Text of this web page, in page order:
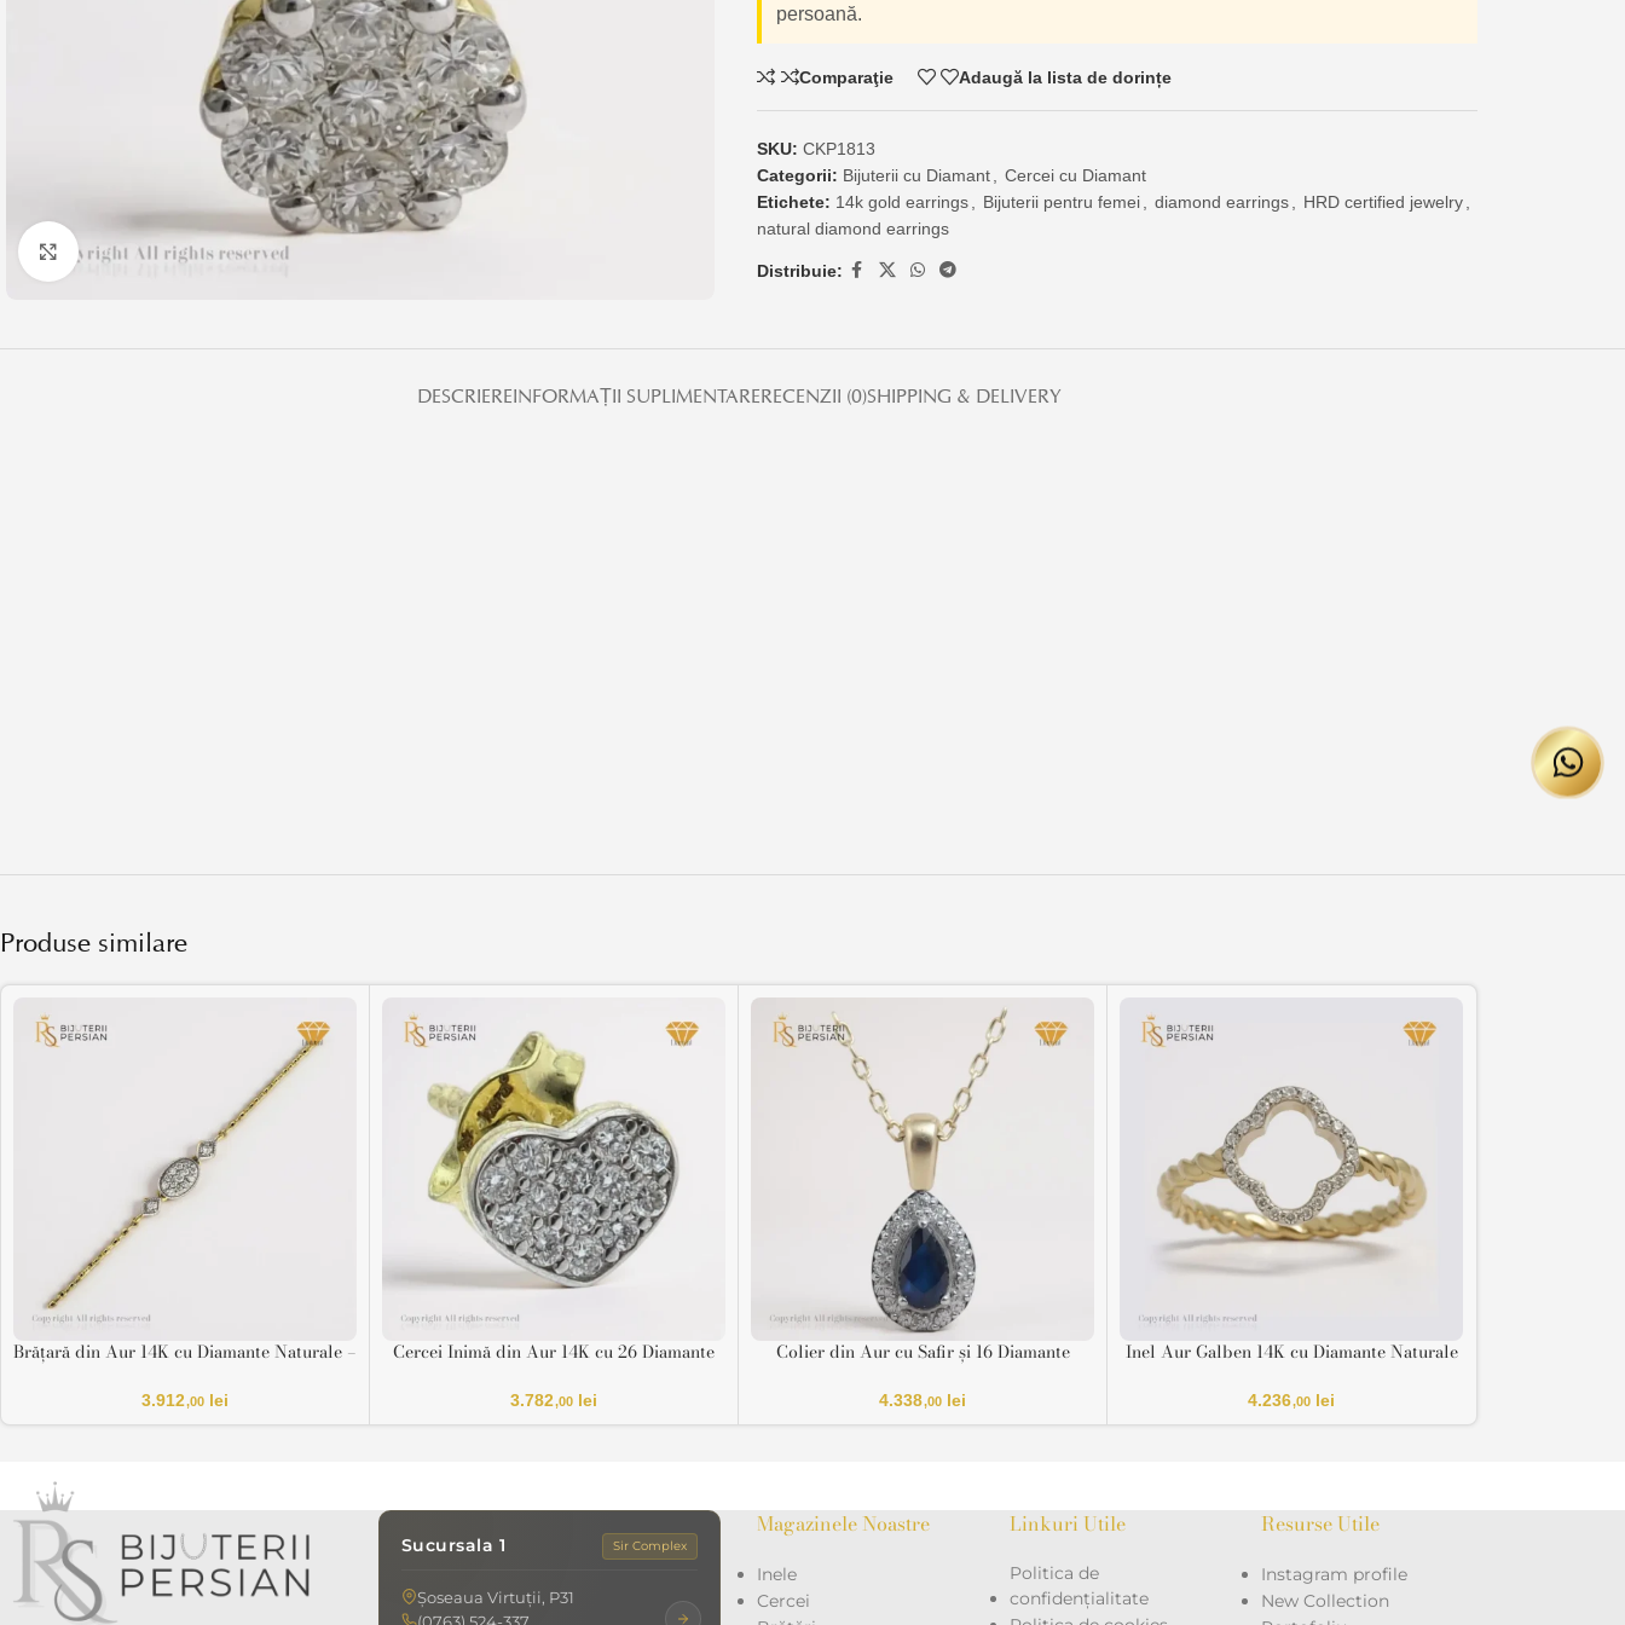
Click pentru a mări
persoană.
Comparaţie Adaugă la lista de dorințe
SKU: CKP1813
Categorii: Bijuterii cu Diamant
Cercei cu Diamant
Etichete: 14k gold earrings Bijuterii pentru femei diamond earrings HRD certified jewelry
natural diamond earrings
Distribuie:
DESCRIEREINFORMAȚII SUPLIMENTARERECENZII (0)SHIPPING & DELIVERY
Produse similare
Brățară din Aur 14K cu Diamante Naturale –
3.912,00 lei
Cercei Inimă din Aur 14K cu 26 Diamante
3.782,00 lei
Colier din Aur cu Safir și 16 Diamante
4.338,00 lei
Inel Aur Galben 14K cu Diamante Naturale
4.236,00 lei
Sucursala 1 Sir Complex
Șoseaua Virtuții, P31
(0763) 524-337
Magazinele Noastre
Inele
Cercei
Linkuri Utile
Politica de
confidențialitate
Resurse Utile
Instagram profile
New Collection